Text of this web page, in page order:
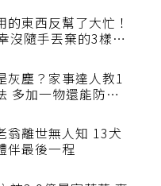
血管如擰抹布被擠
稀釋胃酸不消化？營
文章打臉健康偽科學